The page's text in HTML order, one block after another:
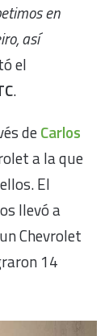
en
así
el
.
deCarlos
a la que
El
llevó a
Chevrolet
14